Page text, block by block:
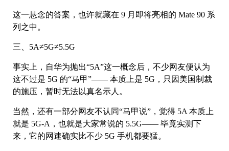
这一悬念的答案，也许就藏在 9 月即将亮相的 Mate 90 系
列之中。
三、5A≠5G≠5.5G
事实上，自华为抛出“5A”这一概念后，不少网友便认为
这不过是 5G 的“马甲”—— 本质上是 5G，只因美国制裁
的施压，暂时无法以真名示人。
当然，还有一部分网友不认同“马甲说”，觉得 5A 本质上
就是 5G-A，也就是大家常说的 5.5G—— 毕竟实测下
来，它的网速确实比不少 5G 手机都要猛。